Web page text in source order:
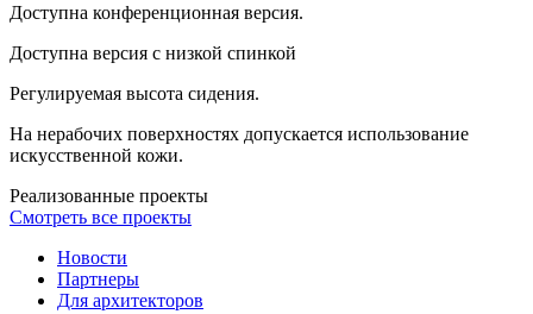
Доступна конференционная версия.
Доступна версия с низкой спинкой
Регулируемая высота сидения.
На нерабочих поверхностях допускается использование
искусственной кожи.
Реализованные проекты
Смотреть все проекты
Новости
Партнеры
Для архитекторов